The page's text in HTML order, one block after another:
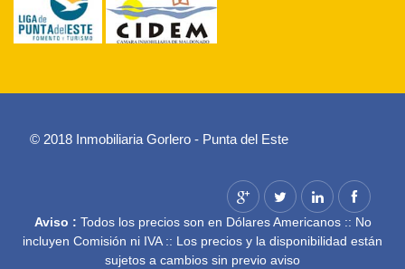
© 2018 Inmobiliaria Gorlero - Punta del Este
Aviso : Todos los precios son en Dólares Americanos :: No
incluyen Comisión ni IVA :: Los precios y la disponibilidad están
sujetos a cambios sin previo aviso